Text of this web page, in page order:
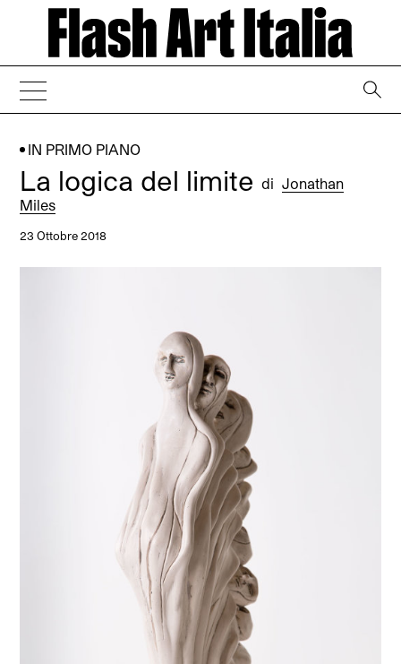
IN PRIMO PIANO
La logica del limitedi Jonathan
Miles
23 Ottobre 2018